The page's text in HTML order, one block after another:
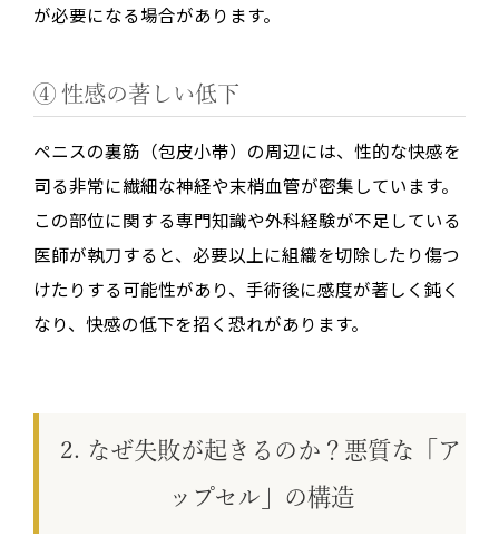
が必要になる場合があります。
④ 性感の著しい低下
ペニスの裏筋（包皮小帯）の周辺には、性的な快感を
司る非常に繊細な神経や末梢血管が密集しています。
この部位に関する専門知識や外科経験が不足している
医師が執刀すると、必要以上に組織を切除したり傷つ
けたりする可能性があり、手術後に感度が著しく鈍く
なり、快感の低下を招く恐れがあります。
2. なぜ失敗が起きるのか？悪質な「ア
ップセル」の構造